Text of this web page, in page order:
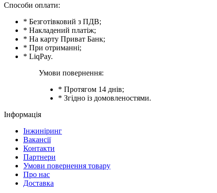
Способи оплати:
* Безготівковий з ПДВ;
* Накладений платіж;
* На карту Приват Банк;
* При отриманні;
* LiqPay.
Умови повернення:
* Протягом 14 днів;
* Згідно із домовленостями.
Інформація
Інжиніринг
Вакансії
Контакти
Партнери
Умови повернення товару
Про нас
Доставка